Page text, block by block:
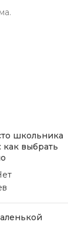
школьника
как выбрать